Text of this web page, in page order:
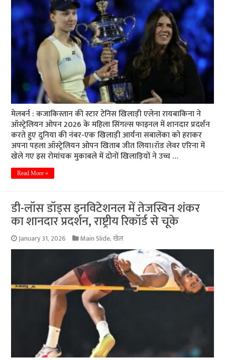
मेलबर्न : कजाकिस्तान की स्टार टेनिस खिलाड़ी एलेना रायबाकिना ने
ऑस्ट्रेलियन ओपन 2026 के महिला सिंगल्स फाइनल में शानदार प्रदर्शन
करते हुए दुनिया की नंबर-एक खिलाड़ी आर्यना सबालेंका को हराकर
अपना पहला ऑस्ट्रेलियन ओपन खिताब जीत लिया।रॉड लेवर एरिना में
खेले गए इस रोमांचक मुकाबले में दोनों खिलाड़ियों ने उच्च …
Read More »
डी-लॉस डॉड्स इनविटेशनल में तेजस्विन शंकर
का शानदार प्रदर्शन, राष्ट्रीय रिकॉर्ड से चूके
January 31, 2026 Main Slide,खेल